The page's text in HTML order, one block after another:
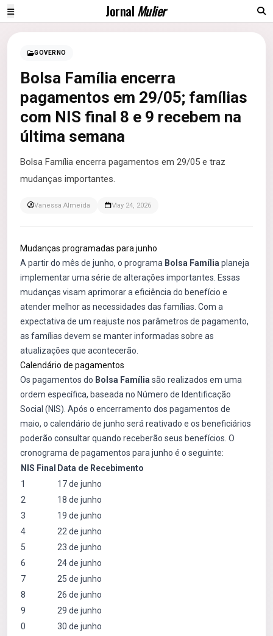
JornalMulier
GOVERNO
Bolsa Família encerra
pagamentos em 29/05; famílias
com NIS final 8 e 9 recebem na
última semana
Bolsa Família encerra pagamentos em 29/05 e traz
mudanças importantes.
Vanessa Almeida May 24, 2026
Mudanças programadas para junho
A partir do mês de junho, o programa Bolsa Família planeja
implementar uma série de alterações importantes. Essas
mudanças visam aprimorar a eficiência do benefício e
atender melhor as necessidades das famílias. Com a
expectativa de um reajuste nos parâmetros de pagamento,
as famílias devem se manter informadas sobre as
atualizações que acontecerão.
Calendário de pagamentos
Os pagamentos do Bolsa Família são realizados em uma
ordem específica, baseada no Número de Identificação
Social (NIS). Após o encerramento dos pagamentos de
maio, o calendário de junho será reativado e os beneficiários
poderão consultar quando receberão seus benefícios. O
cronograma de pagamentos para junho é o seguinte:
NIS Final
Data de Recebimento
1
17 de junho
2
18 de junho
3
19 de junho
4
22 de junho
5
23 de junho
6
24 de junho
7
25 de junho
8
26 de junho
9
29 de junho
0
30 de junho